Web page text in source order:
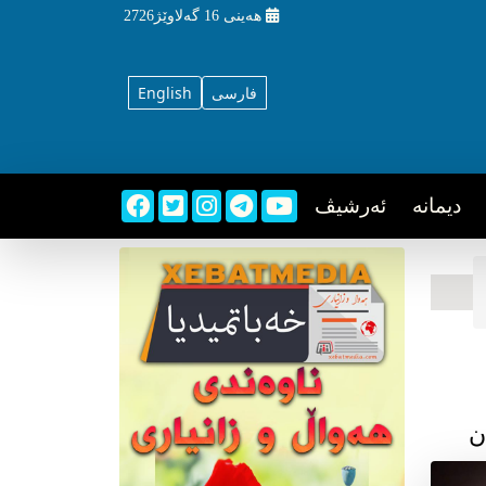
هه‌ینی 16 گه‌لاوێژ2726
English فارسی
دیمانه ئه‌رشیڤ